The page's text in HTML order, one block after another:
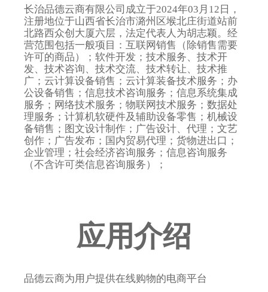
长治品德云商有限公司成立于2024年03月12日，
注册地位于山西省长治市潞州区堠北庄街道站前
北路西众创大厦六层，法定代表人为胡志颖。经
营范围包括一般项目：互联网销售（除销售需要
许可的商品）；软件开发；技术服务、技术开
发、技术咨询、技术交流、技术转让、技术推
广；云计算设备销售；云计算装备技术服务；办
公设备销售；信息技术咨询服务；信息系统集成
服务；网络技术服务；物联网技术服务；数据处
理服务；计算机软硬件及辅助设备零售；机械设
备销售；图文设计制作；广告设计、代理；文艺
创作；广告发布；国内贸易代理；货物进出口；
企业管理；社会经济咨询服务；信息咨询服务
（不含许可类信息咨询服务）；
应用介绍
品德云商为用户提供在线购物的电商平台